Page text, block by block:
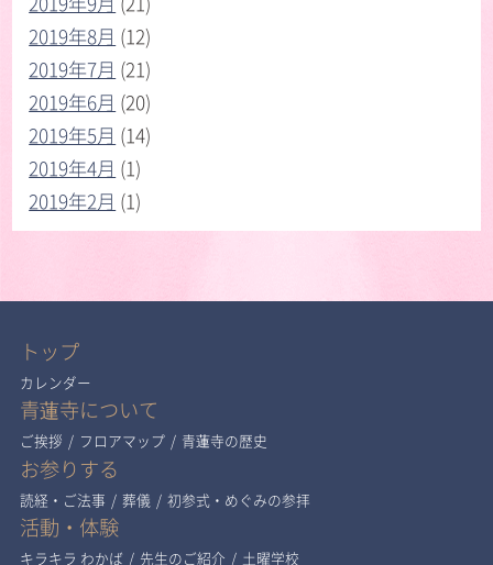
2019年8月 (12)
2019年7月 (21)
2019年6月 (20)
2019年5月 (14)
2019年4月 (1)
2019年2月 (1)
トップ
カレンダー
青蓮寺について
ご挨拶 / フロアマップ / 青蓮寺の歴史
お参りする
読経・ご法事 / 葬儀 / 初参式・めぐみの参拝
活動・体験
キラキラ わかば / 先生のご紹介 / 土曜学校